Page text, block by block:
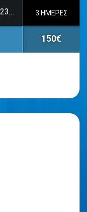
ΕΠΙΔΑΥΡΟΣ-ΥΔΡΑ & ΣΠΕΤΣΕΣ 21-23/8 3 ΗΜΈΡΕΣ
150€